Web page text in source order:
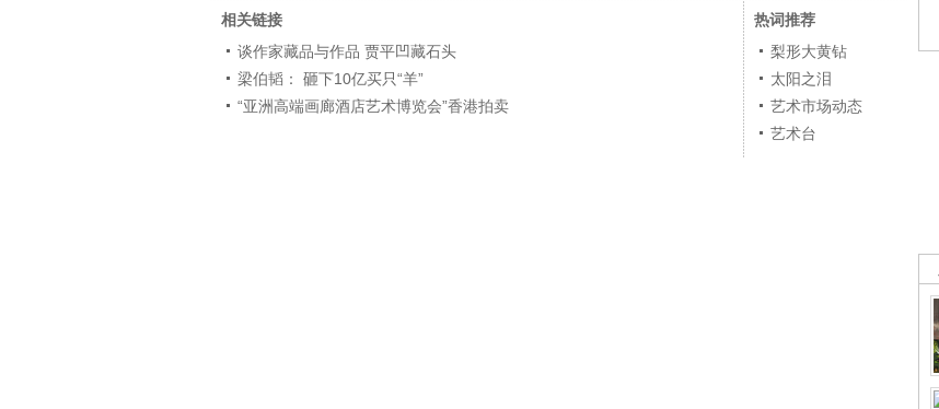
相关链接
谈作家藏品与作品 贾平凹藏石头
梁伯韬： 砸下10亿买只“羊”
“亚洲高端画廊酒店艺术博览会”香港拍卖
热词推荐
梨形大黄钻
太阳之泪
艺术市场动态
艺术台